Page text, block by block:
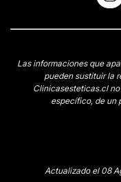
Las informaciones que
pueden sustituir la
Clinicasesteticas.cl
específico, de un
Actualizado el 08